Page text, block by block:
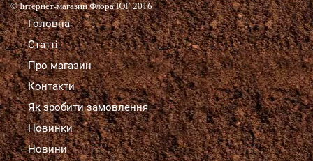
© Інтернет-магазин Флора ЮГ 2016
Головна
Статті
Про магазин
Контакти
Як зробити замовлення
Новинки
Новини